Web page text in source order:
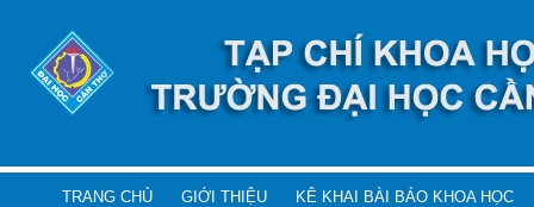
TRANG CHỦ GIỚI THIỆU KÊ KHAI BÀI BÁO KHOA HỌC